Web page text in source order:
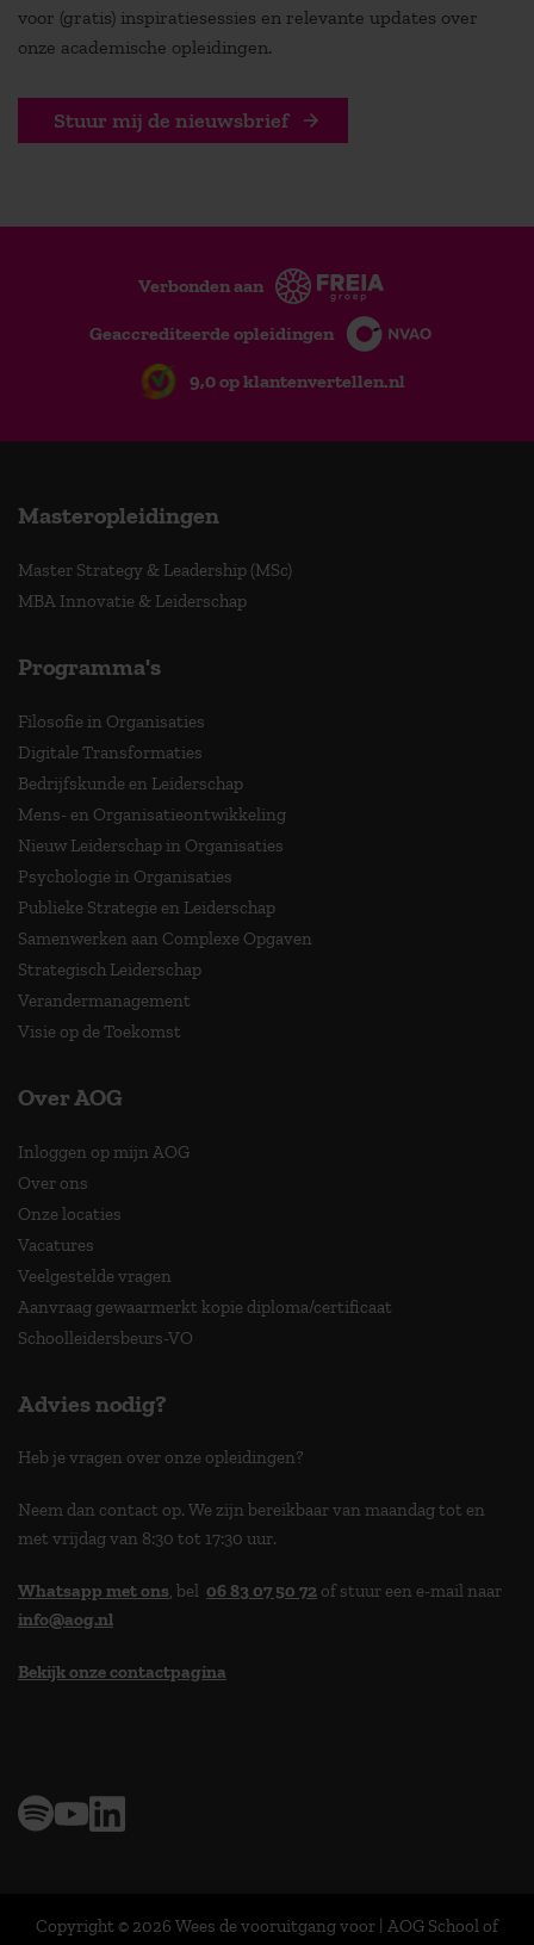
voor (gratis) inspiratiesessies en relevante updates over
onze academische opleidingen.
Stuur mij de nieuwsbrief
Verbonden aan
Geaccrediteerde opleidingen
9,0 op klantenvertellen.nl
Masteropleidingen
Master Strategy & Leadership (MSc)
MBA Innovatie & Leiderschap
Programma's
Filosofie in Organisaties
Digitale Transformaties
Bedrijfskunde en Leiderschap
Mens- en Organisatieontwikkeling
Nieuw Leiderschap in Organisaties
Psychologie in Organisaties
Publieke Strategie en Leiderschap
Samenwerken aan Complexe Opgaven
Strategisch Leiderschap
Verandermanagement
Visie op de Toekomst
Over AOG
Inloggen op mijn AOG
Over ons
Onze locaties
Vacatures
Veelgestelde vragen
Aanvraag gewaarmerkt kopie diploma/certificaat
Schoolleidersbeurs-VO
Advies nodig?
Heb je vragen over onze opleidingen?
Neem dan contact op. We zijn bereikbaar van maandag tot en
met vrijdag van 8:30 tot 17:30 uur.
Whatsapp met ons, bel 06 83 07 50 72 of stuur een e-mail naar
info@aog.nl
Bekijk onze contactpagina
Copyright © 2026 Wees de vooruitgang voor | AOG School of